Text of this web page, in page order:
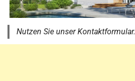
Nutzen Sie unser Kontaktformular.